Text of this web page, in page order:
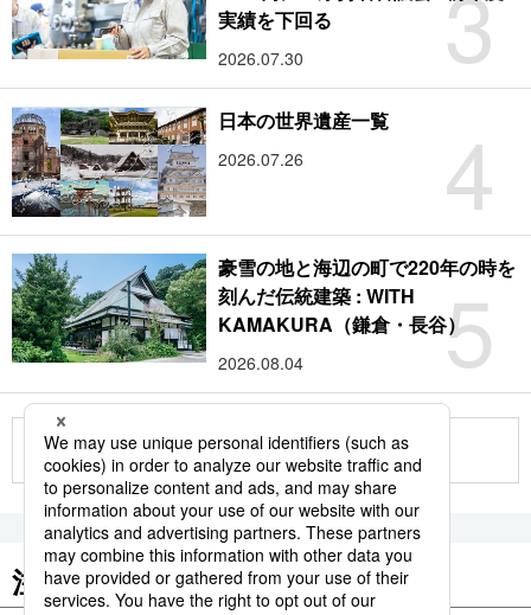
実績を下回る
2026.07.30
4
日本の世界遺産一覧
2026.07.26
5
豪雪の地と海辺の町で220年の時を
刻んだ伝統建築 : WITH
KAMAKURA（鎌倉・長谷）
2026.08.04
もっと見る
注目のキーワード